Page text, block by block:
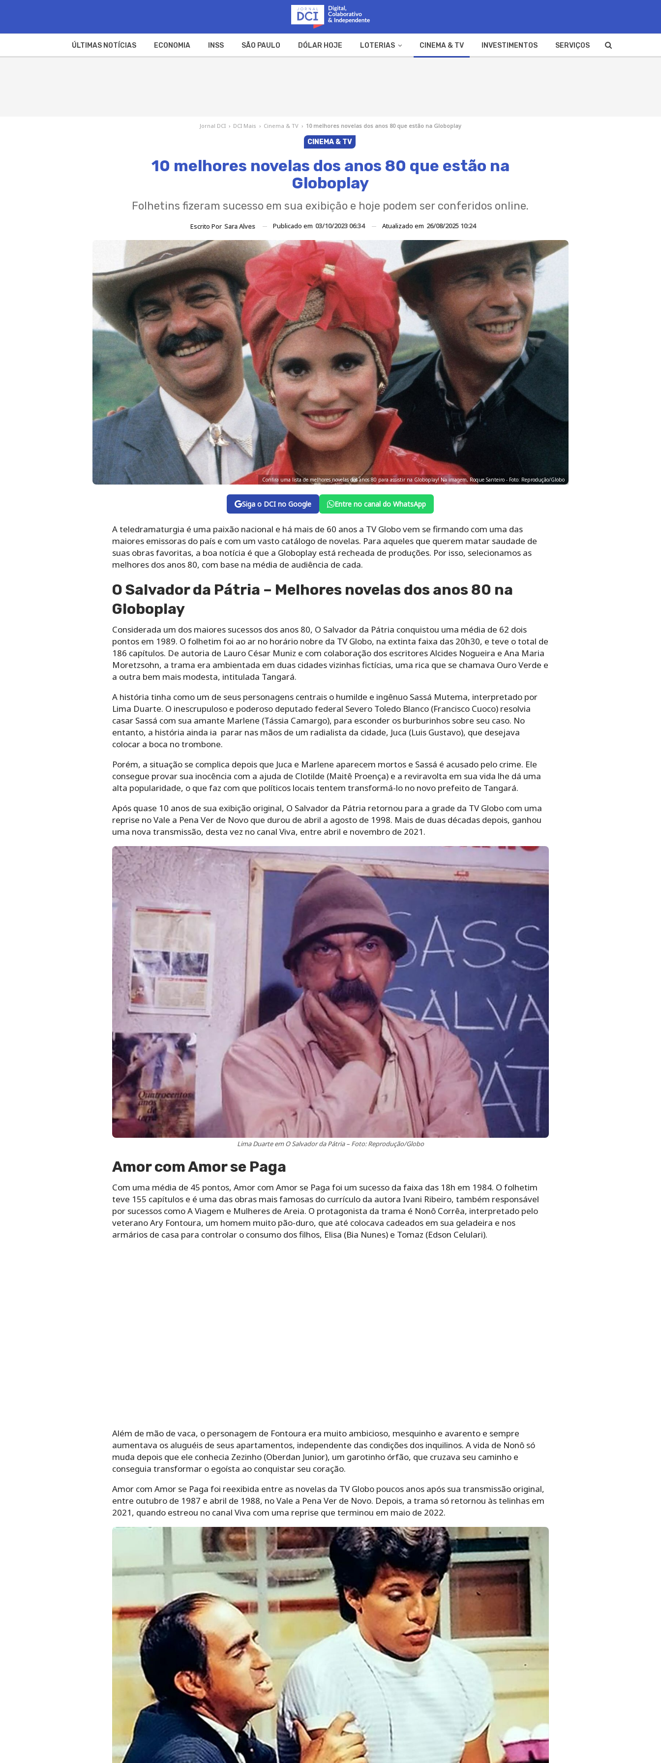
ÚLTIMAS NOTÍCIAS ECONOMIA INSS SÃO PAULO DÓLAR HOJE LOTERIAS CINEMA & TV INVESTIMENTOS SERVIÇOS
Jornal DCI › DCI Mais › Cinema & TV › 10 melhores novelas dos anos 80 que estão na Globoplay
CINEMA & TV
10 melhores novelas dos anos 80 que estão na
Globoplay
Folhetins fizeram sucesso em sua exibição e hoje podem ser conferidos online.
Escrito Por Sara Alves Publicado em 03/10/2023 06:34 Atualizado em 26/08/2025 10:24
Confira uma lista de melhores novelas dos anos 80 para assistir na Globoplay! Na imagem, Roque Santeiro - Foto: Reprodução/Globo
Siga o DCI no Google Entre no canal do WhatsApp
A teledramaturgia é uma paixão nacional e há mais de 60 anos a TV Globo vem se firmando com uma das
maiores emissoras do país e com um vasto catálogo de novelas. Para aqueles que querem matar saudade de
suas obras favoritas, a boa notícia é que a Globoplay está recheada de produções. Por isso, selecionamos as
melhores dos anos 80, com base na média de audiência de cada.
O Salvador da Pátria – Melhores novelas dos anos 80 na
Globoplay
Considerada um dos maiores sucessos dos anos 80, O Salvador da Pátria conquistou uma média de 62 dois
pontos em 1989. O folhetim foi ao ar no horário nobre da TV Globo, na extinta faixa das 20h30, e teve o total de
186 capítulos. De autoria de Lauro César Muniz e com colaboração dos escritores Alcides Nogueira e Ana Maria
Moretzsohn, a trama era ambientada em duas cidades vizinhas fictícias, uma rica que se chamava Ouro Verde e
a outra bem mais modesta, intitulada Tangará.
A história tinha como um de seus personagens centrais o humilde e ingênuo Sassá Mutema, interpretado por
Lima Duarte. O inescrupuloso e poderoso deputado federal Severo Toledo Blanco (Francisco Cuoco) resolvia
casar Sassá com sua amante Marlene (Tássia Camargo), para esconder os burburinhos sobre seu caso. No
entanto, a história ainda ia parar nas mãos de um radialista da cidade, Juca (Luis Gustavo), que desejava
colocar a boca no trombone.
Porém, a situação se complica depois que Juca e Marlene aparecem mortos e Sassá é acusado pelo crime. Ele
consegue provar sua inocência com a ajuda de Clotilde (Maitê Proença) e a reviravolta em sua vida lhe dá uma
alta popularidade, o que faz com que políticos locais tentem transformá-lo no novo prefeito de Tangará.
Após quase 10 anos de sua exibição original, O Salvador da Pátria retornou para a grade da TV Globo com uma
reprise no Vale a Pena Ver de Novo que durou de abril a agosto de 1998. Mais de duas décadas depois, ganhou
uma nova transmissão, desta vez no canal Viva, entre abril e novembro de 2021.
Lima Duarte em O Salvador da Pátria – Foto: Reprodução/Globo
Amor com Amor se Paga
Com uma média de 45 pontos, Amor com Amor se Paga foi um sucesso da faixa das 18h em 1984. O folhetim
teve 155 capítulos e é uma das obras mais famosas do currículo da autora Ivani Ribeiro, também responsável
por sucessos como A Viagem e Mulheres de Areia. O protagonista da trama é Nonô Corrêa, interpretado pelo
veterano Ary Fontoura, um homem muito pão-duro, que até colocava cadeados em sua geladeira e nos
armários de casa para controlar o consumo dos filhos, Elisa (Bia Nunes) e Tomaz (Edson Celulari).
Além de mão de vaca, o personagem de Fontoura era muito ambicioso, mesquinho e avarento e sempre
aumentava os aluguéis de seus apartamentos, independente das condições dos inquilinos. A vida de Nonô só
muda depois que ele conhecia Zezinho (Oberdan Junior), um garotinho órfão, que cruzava seu caminho e
conseguia transformar o egoísta ao conquistar seu coração.
Amor com Amor se Paga foi reexibida entre as novelas da TV Globo poucos anos após sua transmissão original,
entre outubro de 1987 e abril de 1988, no Vale a Pena Ver de Novo. Depois, a trama só retornou às telinhas em
2021, quando estreou no canal Viva com uma reprise que terminou em maio de 2022.